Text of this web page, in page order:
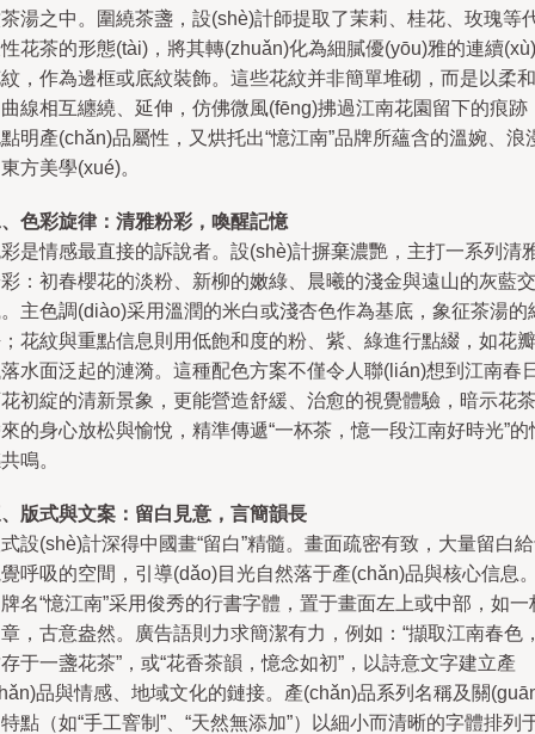
湯之中。圍繞茶盞，設(shè)計師提取了茉莉、桂花、玫瑰等
花茶的形態(tài)，將其轉(zhuǎn)化為細膩優(yōu)雅的連續(xù)
，作為邊框或底紋裝飾。這些花紋并非簡單堆砌，而是以柔和
線相互纏繞、延伸，仿佛微風(fēng)拂過江南花園留下的痕跡
明產(chǎn)品屬性，又烘托出“憶江南”品牌所蘊含的溫婉、浪
方美學(xué)。
色彩旋律：清雅粉彩，喚醒記憶
是情感最直接的訴說者。設(shè)計摒棄濃艷，主打一系列清
：初春櫻花的淡粉、新柳的嫩綠、晨曦的淺金與遠山的灰藍交
主色調(diào)采用溫潤的米白或淺杏色作為基底，象征茶湯的
花紋與重點信息則用低飽和度的粉、紫、綠進行點綴，如花瓣
水面泛起的漣漪。這種配色方案不僅令人聯(lián)想到江南春
初綻的清新景象，更能營造舒緩、治愈的視覺體驗，暗示花茶
的身心放松與愉悅，精準傳遞“一杯茶，憶一段江南好時光”的
鳴。
版式與文案：留白見意，言簡韻長
設(shè)計深得中國畫“留白”精髓。畫面疏密有致，大量留白
呼吸的空間，引導(dǎo)目光自然落于產(chǎn)品與核心信息
名“憶江南”采用俊秀的行書字體，置于畫面左上或中部，如一
，古意盎然。廣告語則力求簡潔有力，例如：“擷取江南春色
于一盞花茶”，或“花香茶韻，憶念如初”，以詩意文字建立產
品與情感、地域文化的鏈接。產(chǎn)品系列名稱及關
點（如“手工窨制”、“天然無添加”）以細小而清晰的字體排列